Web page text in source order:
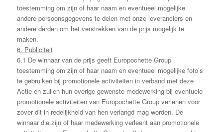
toestemming om zijn of haar naam en eventueel mogelijke
andere persoonsgegevens te delen met onze leveranciers en
andere derden om het verstrekken van de prijs mogelijk te
maken.
6. Publiciteit
6.1 De winnaar van de prijs geeft Europochette Group
toestemming om zijn of haar naam en eventueel mogelijke foto’s
te gebruiken bij promotionele activiteiten in verband met deze
Actie en zullen hun overige gewenste medewerking bij eventuele
promotionele activiteiten van Europochette Group verlenen voor
zover dit in redelijkheid van hen verlangd mag worden. De
winnaar die zijn of haar medewerking verleent aan promotionele